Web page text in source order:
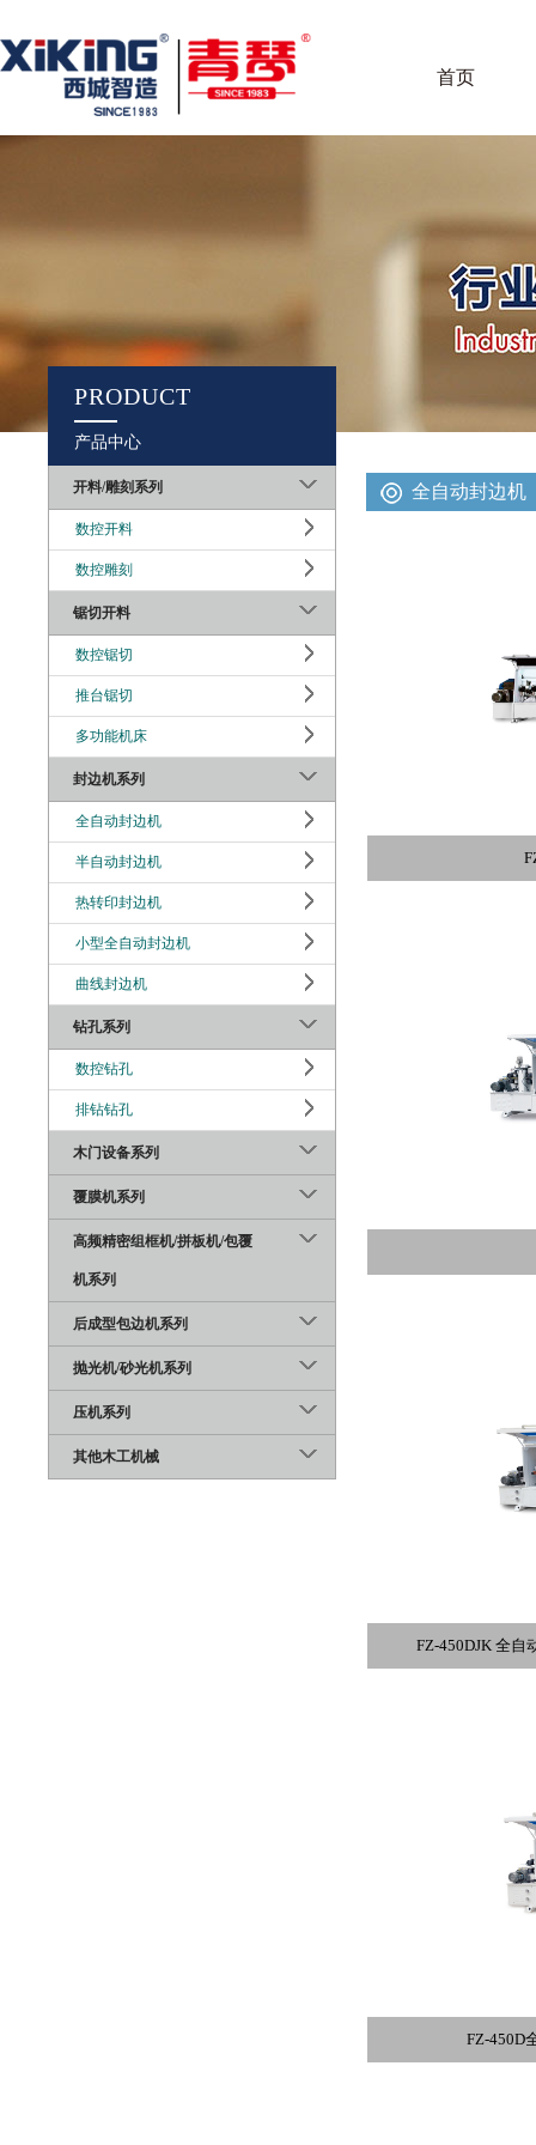
首页
PRODUCT
产品中心
开料/雕刻系列
数控开料
数控雕刻
锯切开料
数控锯切
推台锯切
多功能机床
封边机系列
全自动封边机
半自动封边机
热转印封边机
小型全自动封边机
曲线封边机
钻孔系列
数控钻孔
排钻钻孔
木门设备系列
覆膜机系列
高频精密组框机/拼板机/包覆
机系列
后成型包边机系列
抛光机/砂光机系列
压机系列
其他木工机械
全自动封边机
FZ-450DJK 全自
FZ-450D